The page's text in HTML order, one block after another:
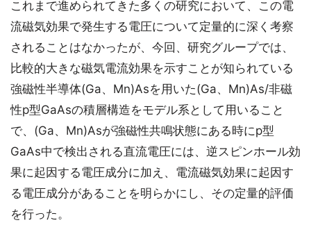
これまで進められてきた多くの研究において、この電
流磁気効果で発生する電圧について定量的に深く考察
されることはなかったが、今回、研究グループでは、
比較的大きな磁気電流効果を示すことが知られている
強磁性半導体(Ga、Mn)Asを用いた(Ga、Mn)As/非磁
性p型GaAsの積層構造をモデル系として用いること
で、(Ga、Mn)Asが強磁性共鳴状態にある時にp型
GaAs中で検出される直流電圧には、逆スピンホール効
果に起因する電圧成分に加え、電流磁気効果に起因す
る電圧成分があることを明らかにし、その定量的評価
を行った。